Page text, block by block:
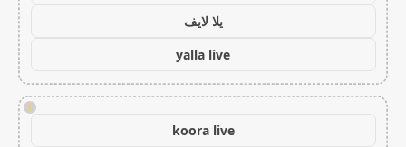
يلا لايف
yalla live
!
koora live